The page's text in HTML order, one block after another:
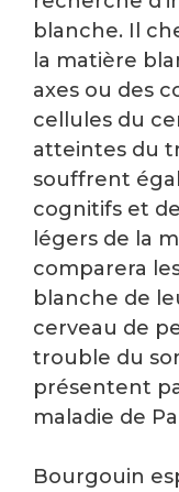
blanche. Il
la matière
axes ou des
cellules du
atteintes du
souffrent
cognitifs et
légers de la
comparera
blanche de
cerveau de
trouble du
présentent
maladie de
Bourgouin